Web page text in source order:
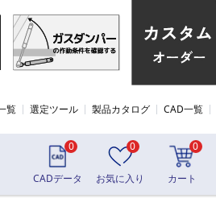
覧 選定ツール 製品カタログ CAD一覧
0
CADデータ
0
お気に入り
0
カート